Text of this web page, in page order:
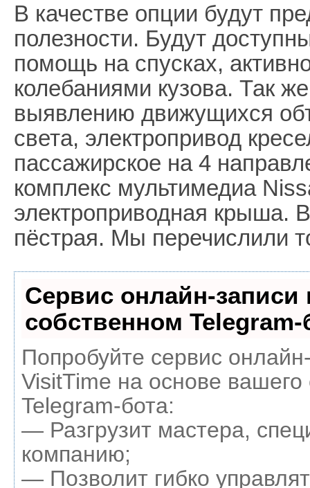
В качестве опции будут
полезности. Будут
помощь на спусках,
колебаниями кузова. Так
выявлению движущихся
света, электропривод
пассажирское на 4
комплекс мультимедиа
электроприводная крыша.
пёстрая. Мы перечислили
Сервис онлайн-записи
собственном Telegram-
Попробуйте сервис
VisitTime на основе вашего
Telegram-бота:
— Разгрузит мастера,
компанию;
— Позволит гибко